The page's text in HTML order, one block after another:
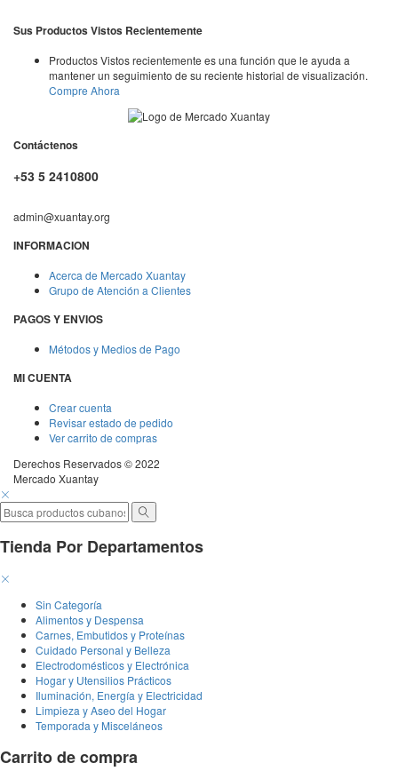
Sus Productos Vistos Recientemente
Productos Vistos recientemente es una función que le ayuda a
mantener un seguimiento de su reciente historial de visualización.
Compre Ahora
Contáctenos
+53 5 2410800
admin@xuantay.org
INFORMACION
Acerca de Mercado Xuantay
Grupo de Atención a Clientes
PAGOS Y ENVIOS
Métodos y Medios de Pago
MI CUENTA
Crear cuenta
Revisar estado de pedido
Ver carrito de compras
Derechos Reservados © 2022
Mercado Xuantay
Tienda Por Departamentos
Sin Categoría
Alimentos y Despensa
Carnes, Embutidos y Proteínas
Cuidado Personal y Belleza
Electrodomésticos y Electrónica
Hogar y Utensilios Prácticos
Iluminación, Energía y Electricidad
Limpieza y Aseo del Hogar
Temporada y Misceláneos
Carrito de compra